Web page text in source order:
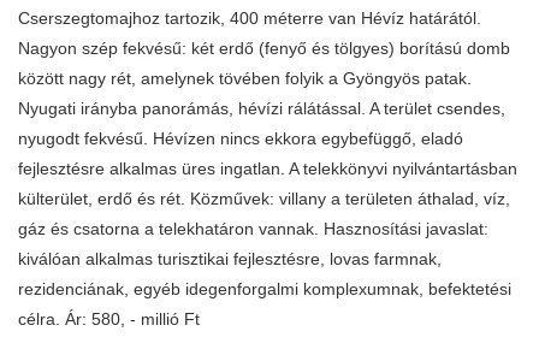
Cserszegtomajhoz tartozik, 400 méterre van Hévíz határától.
Nagyon szép fekvésű: két erdő (fenyő és tölgyes) borítású domb
között nagy rét, amelynek tövében folyik a Gyöngyös patak.
Nyugati irányba panorámás, hévízi rálátással. A terület csendes,
nyugodt fekvésű. Hévízen nincs ekkora egybefüggő, eladó
fejlesztésre alkalmas üres ingatlan. A telekkönyvi nyilvántartásban
külterület, erdő és rét. Közművek: villany a területen áthalad, víz,
gáz és csatorna a telekhatáron vannak. Hasznosítási javaslat:
kiválóan alkalmas turisztikai fejlesztésre, lovas farmnak,
rezidenciának, egyéb idegenforgalmi komplexumnak, befektetési
célra. Ár: 580, - millió Ft